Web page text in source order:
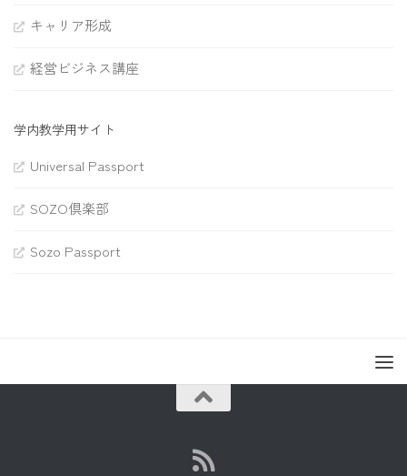
キャリア形成
経営ビジネス講座
学内教学用サイト
Universal Passport
SOZO倶楽部
Sozo Passport